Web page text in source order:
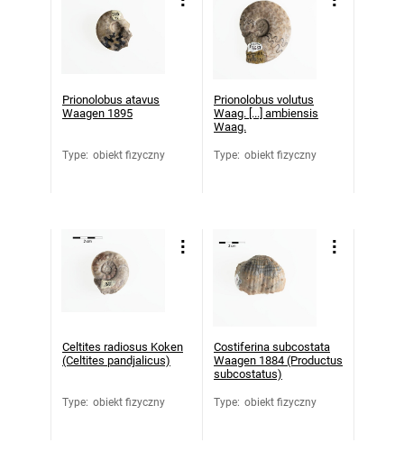
Prionolobus atavus
Waagen 1895
Type: obiekt fizyczny
Prionolobus volutus
Waag. [...] ambiensis
Waag.
Type: obiekt fizyczny
Celtites radiosus Koken
(Celtites pandjalicus)
Type: obiekt fizyczny
Costiferina subcostata
Waagen 1884 (Productus
subcostatus)
Type: obiekt fizyczny